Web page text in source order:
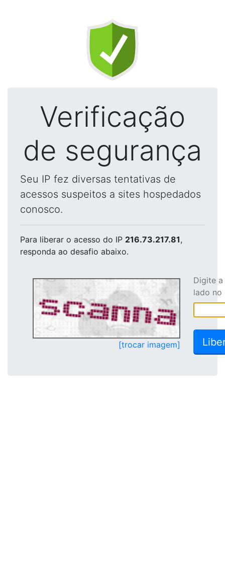
Verificação
de segurança
Seu IP fez diversas tentativas de
acessos suspeitos a sites hospedados
conosco.
Para liberar o acesso do IP 216.73.217.81,
responda ao desafio abaixo.
[trocar imagem]
Digite
lado no